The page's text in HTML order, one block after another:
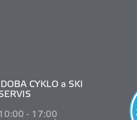
CYKLO a SKI
:00 - 17:00